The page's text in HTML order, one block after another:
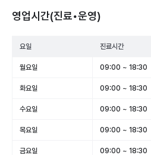
영업시간(진료•운영)
요일 진료시간
월요일 09:00 ~ 18:30
화요일 09:00 ~ 18:30
수요일 09:00 ~ 18:30
목요일 09:00 ~ 18:30
금요일 09:00 ~ 18:30